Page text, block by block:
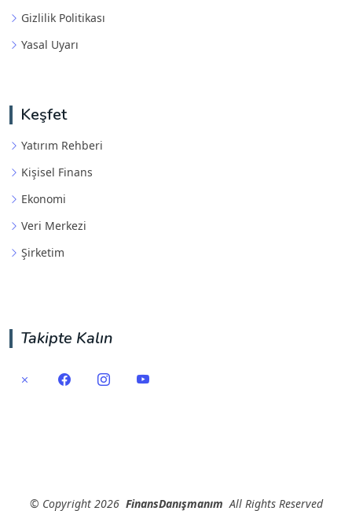
Gizlilik Politikası
Yasal Uyarı
Keşfet
Yatırım Rehberi
Kişisel Finans
Ekonomi
Veri Merkezi
Şirketim
Takipte Kalın
© Copyright2026 FinansDanışmanım All Rights Reserved